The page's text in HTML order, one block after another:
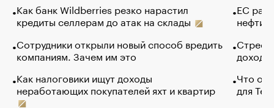
Как банк Wildberries резко нарастил
кредиты селлерам до атак на склады
Сотрудники открыли новый способ вредить
компаниям. Зачем им это
Как налоговики ищут доходы
неработающих покупателей яхт и квартир
ЕС
нефти
Что
для